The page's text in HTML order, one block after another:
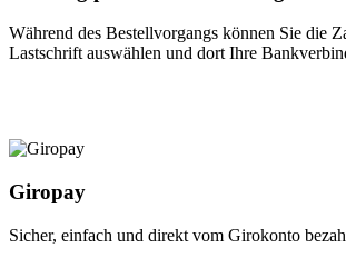
Während des Bestellvorgangs können Sie die
Lastschrift auswählen und dort Ihre
Giropay
Sicher, einfach und direkt vom Girokonto